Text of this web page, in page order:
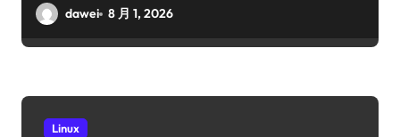
dawei 8 月 1, 2026
Linux